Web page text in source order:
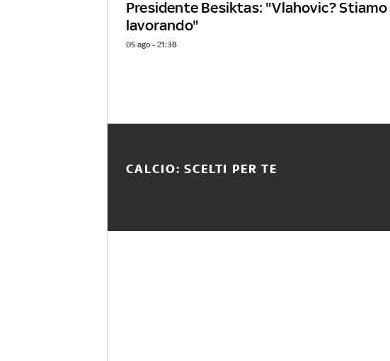
Presidente Besiktas: "Vlahovic? Stiamo
lavorando"
05 ago - 21:38
CALCIO: SCELTI PER TE